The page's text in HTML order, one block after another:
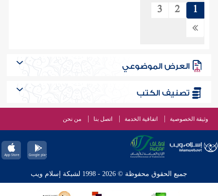
1
2
3
العرض الموضوعي
تصنيف الكتب
وثيقة الخصوصية اتفاقية الخدمة اتصل بنا من نحن
جميع الحقوق محفوظة © 2026 - 1998 لشبكة إسلام ويب